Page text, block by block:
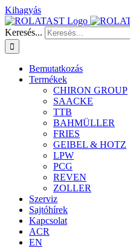
Kihagyás
Keresés...
Bemutatkozás
Termékek
CHIRON GROUP
SAACKE
TTB
BAHMÜLLER
FRIES
GEIBEL & HOTZ
LPW
PCG
REVEN
ZOLLER
Szerviz
Sajtóhírek
Kapcsolat
ACR
EN